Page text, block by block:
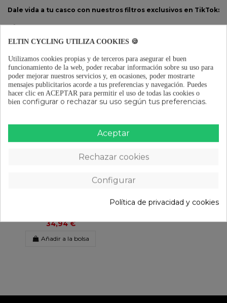
Dale vida a tu casco con nuestros filtros exclusivos en TikTok:
Abre la app TikTok (regístrate o inicia sesión si ya tienes cuenta).
También puedes acceder al filtro escaneando el código QR incluido
Enfoca tu casco con la cámara… ¡y observa cómo aparece la
animación de realidad aumentada sobre él!
DETALLES DEL PRODUCTO
También podría interesarte
34,94 €
Añadir a la bolsa
ELTIN CYCLING UTILIZA COOKIES 🍪
Utilizamos cookies propias y de terceros para asegurar el buen
funcionamiento de la web, poder recabar información sobre su uso para
poder mejorar nuestros servicios y, en ocasiones, poder mostrarte
mensajes publicitarios acorde a tus preferencias y navegación. Puedes
hacer clic en ACEPTAR para permitir el uso de todas las cookies o
bien configurar o rechazar su uso según tus preferencias.
Aceptar
Rechazar cookies
Configurar
Política de privacidad y cookies